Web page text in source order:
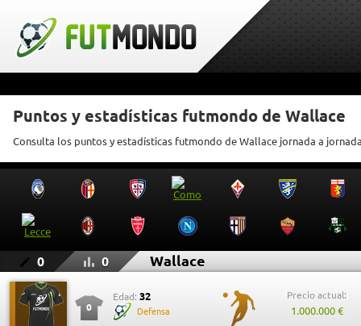
Puntos y estadísticas futmondo de Wallace
Consulta los puntos y estadísticas futmondo de Wallace jornada a
0 0 Wallace
0
Edad: 32
Defensa
Precio actual:
1.000.000 €